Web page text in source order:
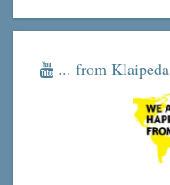
... from Klaipeda